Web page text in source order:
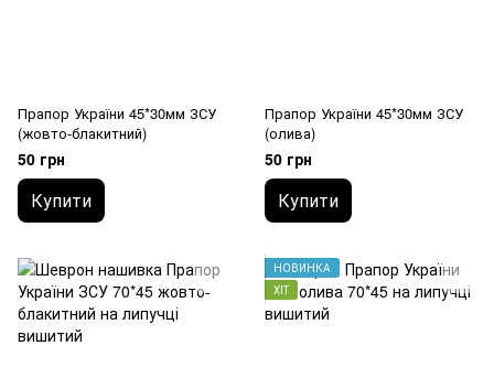
Прапор України 45*30мм ЗСУ
(жовто-блакитний)
50 грн
Купити
Прапор України 45*30мм ЗСУ
(олива)
50 грн
Купити
НОВИНКА
ХІТ